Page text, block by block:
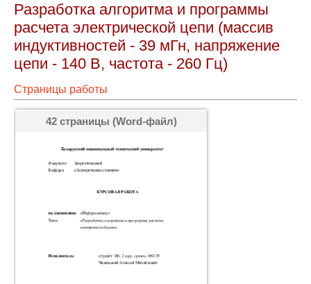
Разработка алгоритма и программы
расчета электрической цепи (массив
индуктивностей - 39 мГн, напряжение
цепи - 140 В, частота - 260 Гц)
Страницы работы
42 страницы (Word-файл)